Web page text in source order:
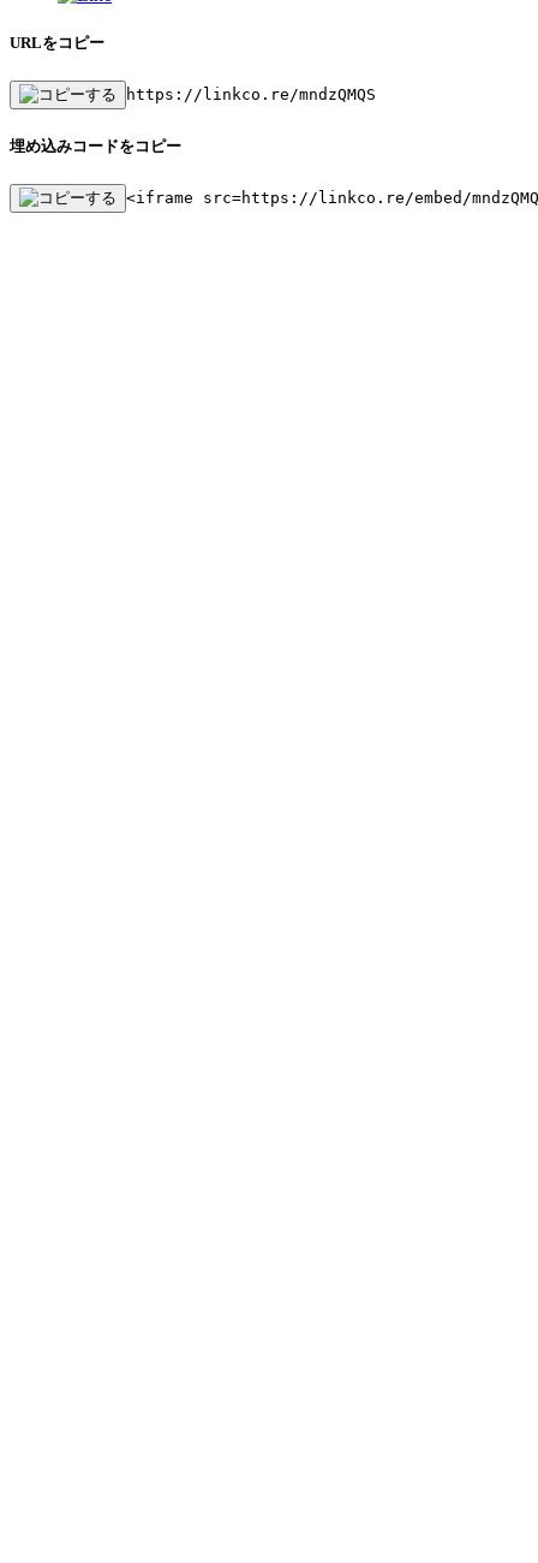
URLをコピー
https://linkco.re/mndzQMQS
埋め込みコードをコピー
<iframe src=https://linkco.re/embed/